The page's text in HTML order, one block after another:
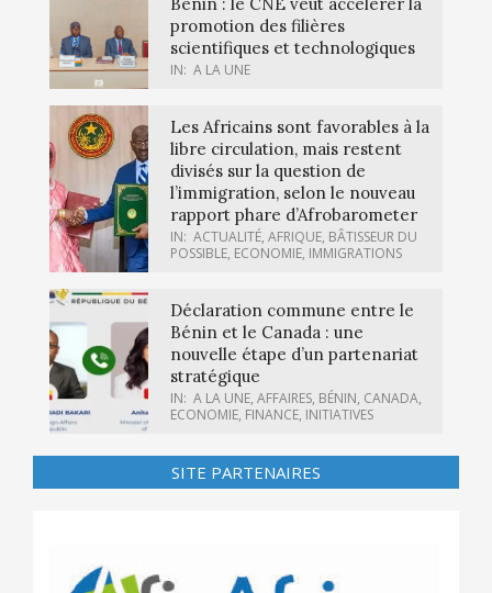
Bénin : le CNE veut accélérer la
promotion des filières
scientifiques et technologiques
IN: A LA UNE
Les Africains sont favorables à la
libre circulation, mais restent
divisés sur la question de
l’immigration, selon le nouveau
rapport phare d’Afrobarometer
IN: ACTUALITÉ, AFRIQUE, BÂTISSEUR DU
POSSIBLE, ECONOMIE, IMMIGRATIONS
Déclaration commune entre le
Bénin et le Canada : une
nouvelle étape d’un partenariat
stratégique
IN: A LA UNE, AFFAIRES, BÉNIN, CANADA,
ECONOMIE, FINANCE, INITIATIVES
SITE PARTENAIRES